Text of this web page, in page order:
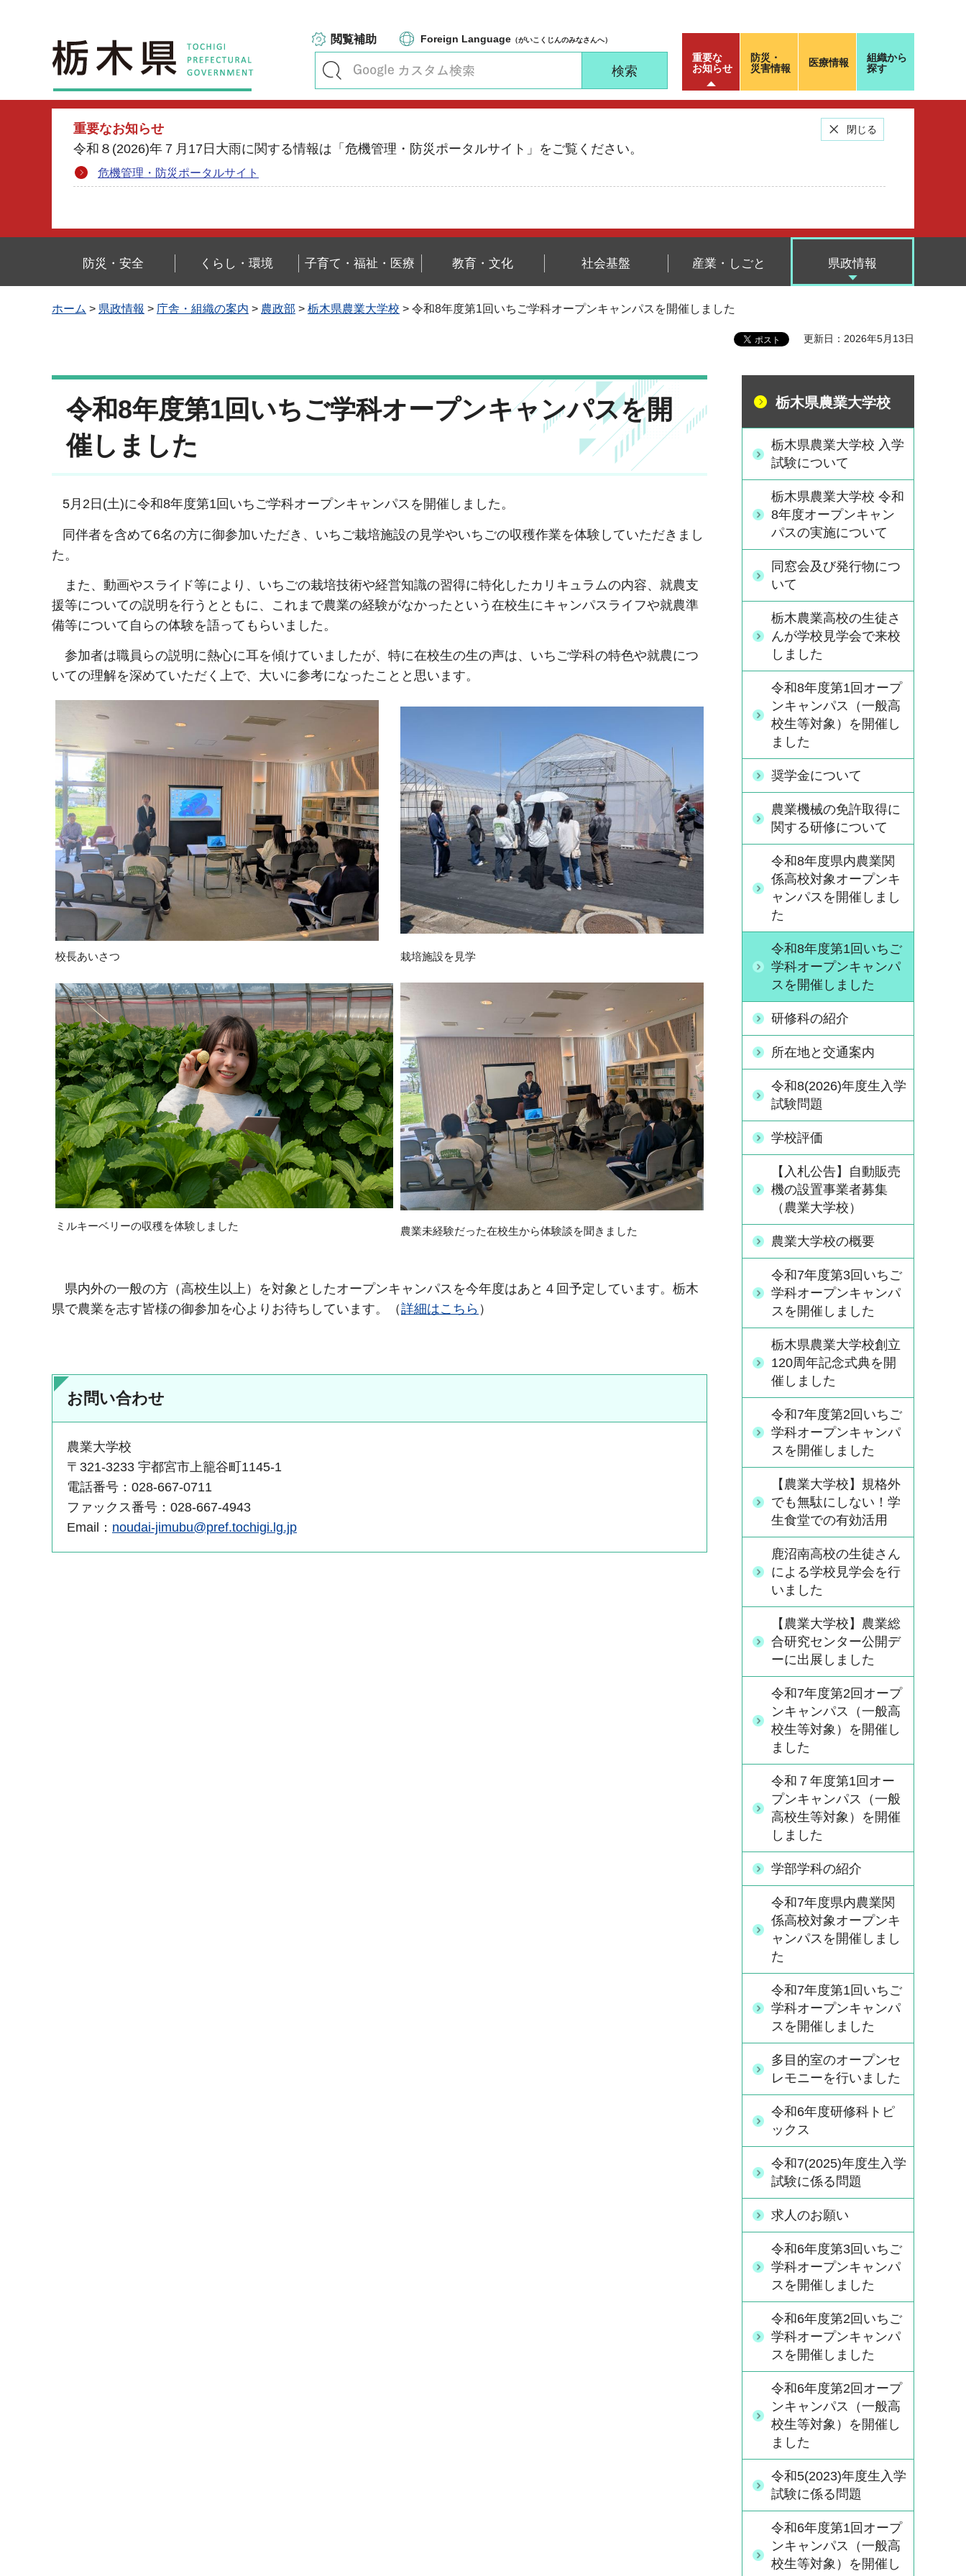
栃木県
閲覧補助 Foreign Language （がいこくじんのみなさんへ）
重要な
お知らせ
重要なお知らせ
令和８(2026)年７月17日大雨に関する情報は「危機管理・防災ポータルサイト」をご覧ください。
危機管理・防災ポータルサイト
閉じる
防災・
災害情報
医療情報
組織から
探す
防災・安全 くらし・環境 子育て・福祉・医療 教育・文化 社会基盤 産業・しごと 県政情報
ホーム > 県政情報 > 庁舎・組織の案内 > 農政部 > 栃木県農業大学校 > 令和8年度第1回いちご学科オープンキャンパスを開催しました
更新日：2026年5月13日
令和8年度第1回いちご学科オープンキャンパスを開
催しました
5月2日(土)に令和8年度第1回いちご学科オープンキャンパスを開催しました。
同伴者を含めて6名の方に御参加いただき、いちご栽培施設の見学やいちごの収穫作業を体験していただきまし
た。
また、動画やスライド等により、いちごの栽培技術や経営知識の習得に特化したカリキュラムの内容、就農支
援等についての説明を行うとともに、これまで農業の経験がなかったという在校生にキャンパスライフや就農準
備等について自らの体験を語ってもらいました。
参加者は職員らの説明に熱心に耳を傾けていましたが、特に在校生の生の声は、いちご学科の特色や就農につ
いての理解を深めていただく上で、大いに参考になったことと思います。
校長あいさつ 栽培施設を見学
ミルキーベリーの収穫を体験しました 農業未経験だった在校生から体験談を聞きました
県内外の一般の方（高校生以上）を対象としたオープンキャンパスを今年度はあと４回予定しています。栃木
県で農業を志す皆様の御参加を心よりお待ちしています。（詳細はこちら ）
お問い合わせ
農業大学校
〒321-3233 宇都宮市上籠谷町1145-1
電話番号：028-667-0711
ファックス番号：028-667-4943
Email： noudai-jimubu@pref.tochigi.lg.jp
栃木県農業大学校
栃木県農業大学校 入学
試験について
栃木県農業大学校 令和
8年度オープンキャン
パスの実施について
同窓会及び発行物につ
いて
栃木農業高校の生徒さ
んが学校見学会で来校
しました
令和8年度第1回オープ
ンキャンパス（一般高
校生等対象）を開催し
ました
奨学金について
農業機械の免許取得に
関する研修について
令和8年度県内農業関
係高校対象オープンキ
ャンパスを開催しまし
た
令和8年度第1回いちご
学科オープンキャンパ
スを開催しました
研修科の紹介
所在地と交通案内
令和8(2026)年度生入学
試験問題
学校評価
【入札公告】自動販売
機の設置事業者募集
（農業大学校）
農業大学校の概要
令和7年度第3回いちご
学科オープンキャンパ
スを開催しました
栃木県農業大学校創立
120周年記念式典を開
催しました
令和7年度第2回いちご
学科オープンキャンパ
スを開催しました
【農業大学校】規格外
でも無駄にしない！学
生食堂での有効活用
鹿沼南高校の生徒さん
による学校見学会を行
いました
【農業大学校】農業総
合研究センター公開デ
ーに出展しました
令和7年度第2回オープ
ンキャンパス（一般高
校生等対象）を開催し
ました
令和７年度第1回オー
プンキャンパス（一般
高校生等対象）を開催
しました
学部学科の紹介
令和7年度県内農業関
係高校対象オープンキ
ャンパスを開催しまし
た
令和7年度第1回いちご
学科オープンキャンパ
スを開催しました
多目的室のオープンセ
レモニーを行いました
令和6年度研修科トピ
ックス
令和7(2025)年度生入学
試験に係る問題
求人のお願い
令和6年度第3回いちご
学科オープンキャンパ
スを開催しました
令和6年度第2回いちご
学科オープンキャンパ
スを開催しました
令和6年度第2回オープ
ンキャンパス（一般高
校生等対象）を開催し
ました
令和5(2023)年度生入学
試験に係る問題
令和6年度第1回オープ
ンキャンパス（一般高
校生等対象）を開催し